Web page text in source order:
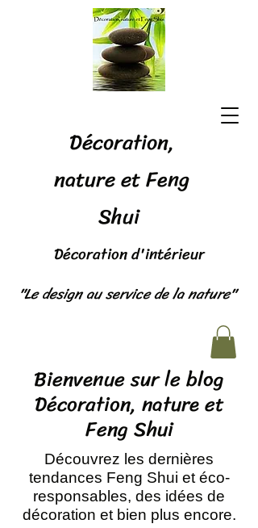
Décoration,
nature et Feng
Shui
Décoration d'intérieur
"Le design au service de la nature"
Bienvenue sur le blog
Décoration, nature et
Feng Shui
Découvrez les dernières
tendances Feng Shui et éco-
responsables, des idées de
décoration et bien plus encore.